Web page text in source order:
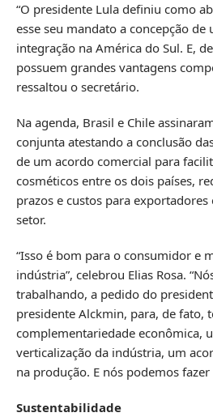
“O presidente Lula definiu como
esse seu mandato a concepção
integração na América do Sul. E,
possuem grandes vantagens
ressaltou o secretário.
Na agenda, Brasil e Chile
conjunta atestando a conclusão
de um acordo comercial para
cosméticos entre os dois países,
prazos e custos para
setor.
“Isso é bom para o consumidor e
indústria”, celebrou Elias Rosa.
trabalhando, a pedido do
presidente Alckmin, para, de fato,
complementariedade econômica,
verticalização da indústria, um
na produção. E nós podemos
Sustentabilidade